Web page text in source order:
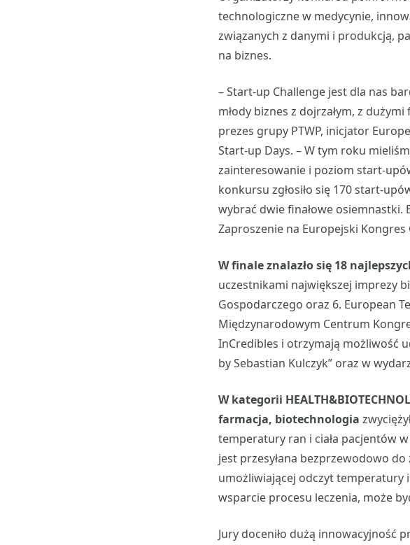
technologiczne w medycynie,
związanych z danymi i produkcją,
na biznes.
– Start-up Challenge jest dla nas
młody biznes z dojrzałym, z
prezes grupy PTWP, inicjator
Start-up Days. – W tym roku
zainteresowanie i poziom start-
konkursu zgłosiło się 170 start-
wybrać dwie finałowe
Zaproszenie na Europejski
W finale znalazło się 18
uczestnikami największej imprezy
Gospodarczego oraz 6. European
Międzynarodowym Centrum
InCredibles i otrzymają możliwość
by Sebastian Kulczyk” oraz w
W kategorii
farmacja, biotechnologia
temperatury ran i ciała pacjentów
jest przesyłana bezprzewodowo
umożliwiającej odczyt temperatury
wsparcie procesu leczenia, może
Jury doceniło dużą innowacyjność